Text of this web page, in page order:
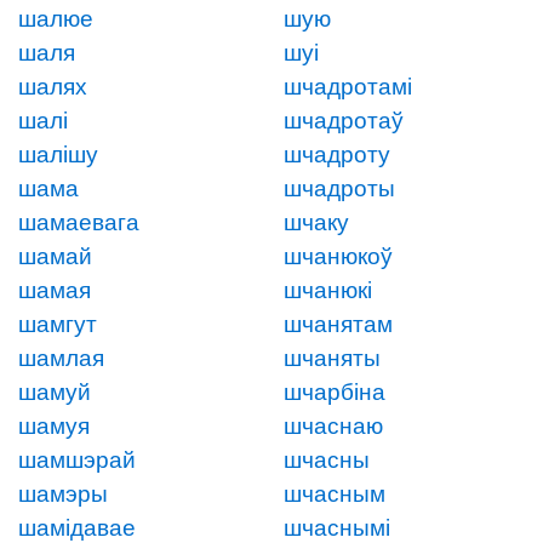
шалюе
шаля
шалях
шалі
шалішу
шама
шамаевага
шамай
шамая
шамгут
шамлая
шамуй
шамуя
шамшэрай
шамэры
шамідавае
шую
шуі
шчадротамі
шчадротаў
шчадроту
шчадроты
шчаку
шчанюкоў
шчанюкі
шчанятам
шчаняты
шчарбіна
шчаснаю
шчасны
шчасным
шчаснымі